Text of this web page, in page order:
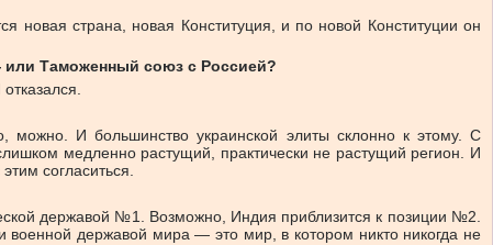
страна, новая Конституция, и по новой Конституции он
Таможенный союз с Россией?
можно. И большинство украинской элиты склонно к этому. С
медленно растущий, практически не растущий регион. И
согласиться.
державой №1. Возможно, Индия приблизится к позиции №2.
державой мира — это мир, в котором никто никогда не